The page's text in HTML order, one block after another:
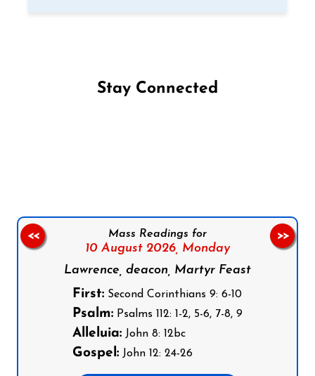
Stay Connected
Mass Readings for
10 August 2026, Monday
Lawrence, deacon, Martyr Feast
First: Second Corinthians 9: 6-10
Psalm: Psalms 112: 1-2, 5-6, 7-8, 9
Alleluia: John 8: 12bc
Gospel: John 12: 24-26
<< >>